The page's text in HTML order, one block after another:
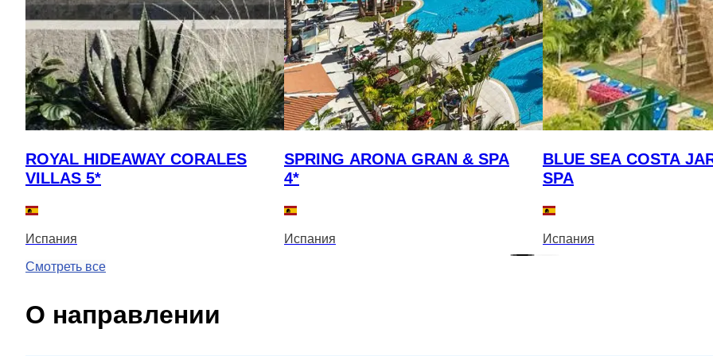
ROYAL HIDEAWAY CORALES
VILLAS 5*
Испания
SPRING ARONA GRAN & SPA
4*
Испания
BLUE SEA COSTA
SPA
Испания
Смотреть все
О направлении